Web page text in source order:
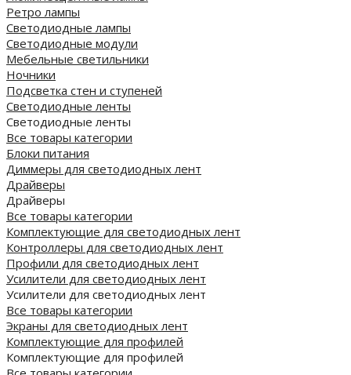
Ретро лампы
Светодиодные лампы
Светодиодные модули
Мебельные светильники
Ночники
Подсветка стен и ступеней
Светодиодные ленты
Светодиодные ленты
Все товары категории
Блоки питания
Диммеры для светодиодных лент
Драйверы
Драйверы
Все товары категории
Комплектующие для светодиодных лент
Контроллеры для светодиодных лент
Профили для светодиодных лент
Усилители для светодиодных лент
Усилители для светодиодных лент
Все товары категории
Экраны для светодиодных лент
Комплектующие для профилей
Комплектующие для профилей